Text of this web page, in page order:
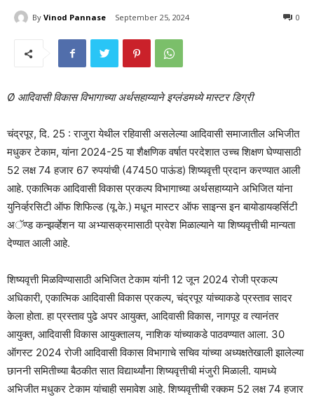
By Vinod Pannase September 25, 2024 0
Ø आदिवासी विकास विभागाच्या अर्थसहाय्याने इग्लंडमध्ये मास्टर डिग्री
चंद्रपूर, दि. 25 : राजुरा येथील रहिवासी असलेल्या आदिवासी समाजातील अभिजीत
मधुकर टेकाम, यांना 2024-25 या शैक्षणिक वर्षात परदेशात उच्च शिक्षण घेण्यासाठी
52 लक्ष 74 हजार 67 रुपयांची (47450 पाऊंड) शिष्यवृत्ती प्रदान करण्यात आली
आहे. एकात्मिक आदिवासी विकास प्रकल्प विभागाच्या अर्थसहाय्याने अभिजित यांना
युनिर्व्हरसिटी ऑफ शिफिल्ड (यू.के.) मधून मास्टर ऑफ साइन्स इन बायोडायव्हर्सिटी
अॅण्ड कन्झर्व्हेशन या अभ्यासक्रमासाठी प्रवेश मिळाल्याने या शिष्यवृत्तीची मान्यता
देण्यात आली आहे.
शिष्यवृत्ती मिळविण्यासाठी अभिजित टेकाम यांनी 12 जून 2024 रोजी प्रकल्प
अधिकारी, एकात्मिक आदिवासी विकास प्रकल्प, चंद्रपूर यांच्याकडे प्रस्ताव सादर
केला होता. हा प्रस्ताव पुढे अपर आयुक्त, आदिवासी विकास, नागपूर व त्यानंतर
आयुक्त, आदिवासी विकास आयुक्तालय, नाशिक यांच्याकडे पाठवण्यात आला. 30
ऑगस्ट 2024 रोजी आदिवासी विकास विभागाचे सचिव यांच्या अध्यक्षतेखाली झालेल्या
छाननी समितीच्या बैठकीत सात विद्यार्थ्यांना शिष्यवृत्तीची मंजुरी मिळाली. यामध्ये
अभिजीत मधुकर टेकाम यांचाही समावेश आहे. शिष्यवृत्तीची रक्कम 52 लक्ष 74 हजार